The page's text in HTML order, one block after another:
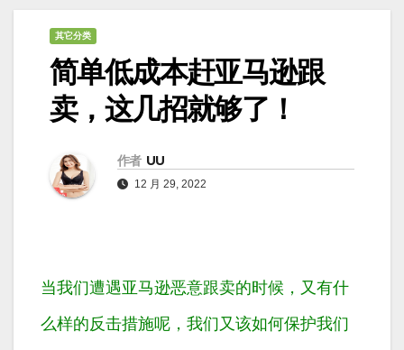
其它分类
简单低成本赶亚马逊跟
卖，这几招就够了！
作者 UU
12 月 29, 2022
当我们遭遇亚马逊恶意跟卖的时候，又有什
么样的反击措施呢，我们又该如何保护我们